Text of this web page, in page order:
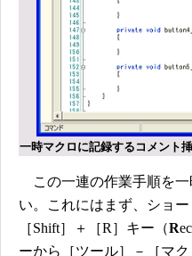
一時マクロに記録するコメント
この一連の作業手順を一
い。これにはまず、ショ
［Shift］＋［R］キー（R
ーから［ツール］－［マク